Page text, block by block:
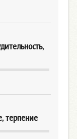
терпение